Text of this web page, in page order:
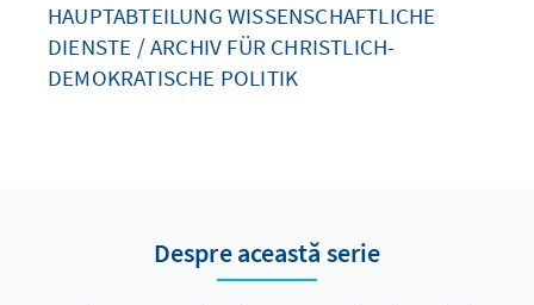
HAUPTABTEILUNG WISSENSCHAFTLICHE
DIENSTE / ARCHIV FÜR CHRISTLICH-
DEMOKRATISCHE POLITIK
Despre această serie